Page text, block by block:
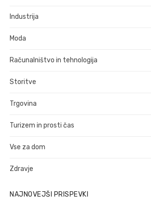
Industrija
Moda
Računalništvo in tehnologija
Storitve
Trgovina
Turizem in prosti čas
Vse za dom
Zdravje
NAJNOVEJŠI PRISPEVKI